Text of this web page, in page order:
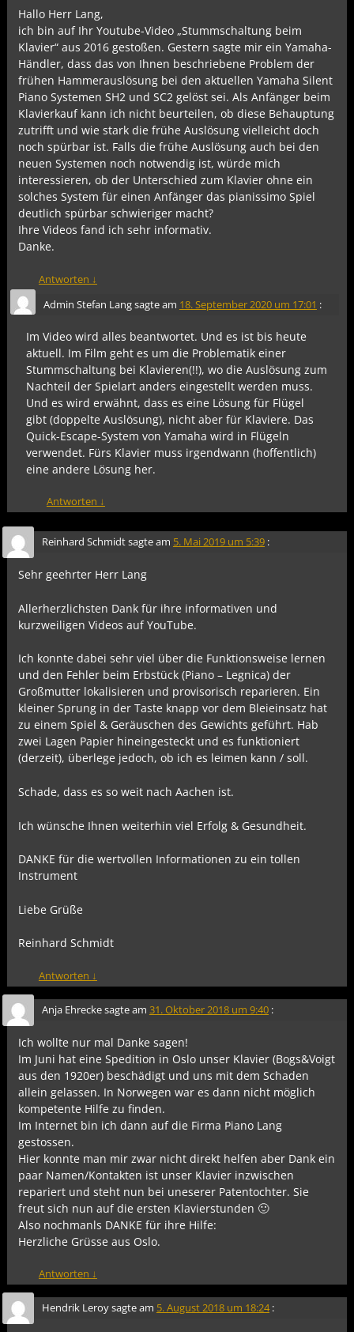
Hallo Herr Lang,
ich bin auf Ihr Youtube-Video „Stummschaltung beim
Klavier“ aus 2016 gestoßen. Gestern sagte mir ein Yamaha-
Händler, dass das von Ihnen beschriebene Problem der
frühen Hammerauslösung bei den aktuellen Yamaha Silent
Piano Systemen SH2 und SC2 gelöst sei. Als Anfänger beim
Klavierkauf kann ich nicht beurteilen, ob diese Behauptung
zutrifft und wie stark die frühe Auslösung vielleicht doch
noch spürbar ist. Falls die frühe Auslösung auch bei den
neuen Systemen noch notwendig ist, würde mich
interessieren, ob der Unterschied zum Klavier ohne ein
solches System für einen Anfänger das pianissimo Spiel
deutlich spürbar schwieriger macht?
Ihre Videos fand ich sehr informativ.
Danke.
Antworten ↓
Admin Stefan Langsagte am 18. September 2020 um 17:01 :
Im Video wird alles beantwortet. Und es ist bis heute
aktuell. Im Film geht es um die Problematik einer
Stummschaltung bei Klavieren(!!), wo die Auslösung zum
Nachteil der Spielart anders eingestellt werden muss.
Und es wird erwähnt, dass es eine Lösung für Flügel
gibt (doppelte Auslösung), nicht aber für Klaviere. Das
Quick-Escape-System von Yamaha wird in Flügeln
verwendet. Fürs Klavier muss irgendwann (hoffentlich)
eine andere Lösung her.
Antworten ↓
Reinhard Schmidtsagte am 5. Mai 2019 um 5:39 :
Sehr geehrter Herr Lang
Allerherzlichsten Dank für ihre informativen und
kurzweiligen Videos auf YouTube.
Ich konnte dabei sehr viel über die Funktionsweise lernen
und den Fehler beim Erbstück (Piano – Legnica) der
Großmutter lokalisieren und provisorisch reparieren. Ein
kleiner Sprung in der Taste knapp vor dem Bleieinsatz hat
zu einem Spiel & Geräuschen des Gewichts geführt. Hab
zwei Lagen Papier hineingesteckt und es funktioniert
(derzeit), überlege jedoch, ob ich es leimen kann / soll.
Schade, dass es so weit nach Aachen ist.
Ich wünsche Ihnen weiterhin viel Erfolg & Gesundheit.
DANKE für die wertvollen Informationen zu ein tollen
Instrument
Liebe Grüße
Reinhard Schmidt
Antworten ↓
Anja Ehreckesagte am 31. Oktober 2018 um 9:40 :
Ich wollte nur mal Danke sagen!
Im Juni hat eine Spedition in Oslo unser Klavier (Bogs&Voigt
aus den 1920er) beschädigt und uns mit dem Schaden
allein gelassen. In Norwegen war es dann nicht möglich
kompetente Hilfe zu finden.
Im Internet bin ich dann auf die Firma Piano Lang
gestossen.
Hier konnte man mir zwar nicht direkt helfen aber Dank ein
paar Namen/Kontakten ist unser Klavier inzwischen
repariert und steht nun bei uneserer Patentochter. Sie
freut sich nun auf die ersten Klavierstunden 🙂
Also nochmanls DANKE für ihre Hilfe:
Herzliche Grüsse aus Oslo.
Antworten ↓
Hendrik Leroysagte am 5. August 2018 um 18:24 :